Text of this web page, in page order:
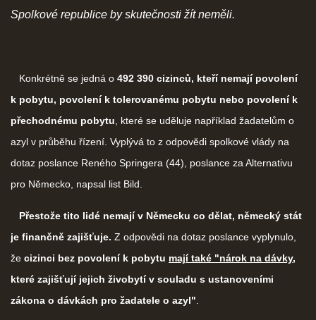
Spolkové republice by skutečnosti žít neměli.
Konkrétně se jedná o 492 390 cizinců, kteří nemají povolení
k pobytu, povolení k tolerovanému pobytu nebo povolení k
přechodnému pobytu , které se uděluje například žadatelům o
azyl v průběhu řízení. Vyplývá to z odpovědi spolkové vlády na
dotaz poslance Reného Springera (44), poslance za Alternativu
pro Německo, napsal list Bild.
Přestože tito lidé nemají v Německu co dělat, německý stát
je finančně zajišťuje. Z odpovědi na dotaz poslance vyplynulo,
že cizinci bez povolení k pobytu mají také "nárok na dávky,
které zajišťují jejich živobytí v souladu s ustanoveními
zákona o dávkách pro žadatele o azyl"